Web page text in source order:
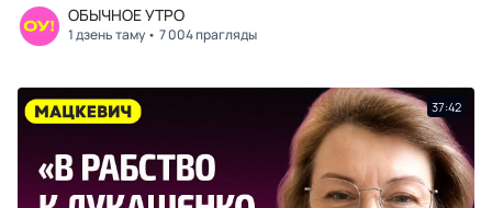
ОБЫЧНОЕ УТРО
1 дзень таму 7 004 прагляды
37:42